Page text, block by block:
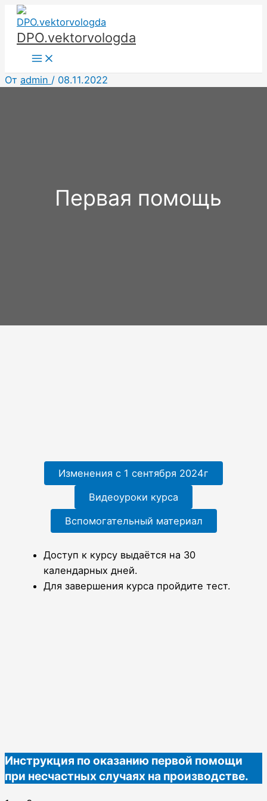
Перейти
содержимому
DPO.vektorvologda
Main
От admin / 08.11.2022
Первая помощь
Изменения с 1 сентября 2024г
Видеоуроки курса
Вспомогательный материал
Доступ к курсу выдаётся на 30
календарных дней.
Для завершения курса пройдите тест.
Инструкция по оказанию первой помощи
при несчастных случаях на производстве.